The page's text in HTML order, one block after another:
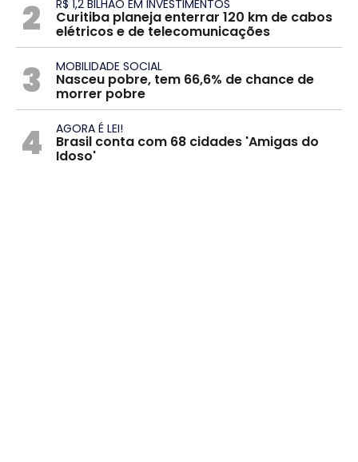
2 R$ 1,2 BILHÃO EM INVESTIMENTOS
Curitiba planeja enterrar 120 km de cabos
elétricos e de telecomunicações
3 MOBILIDADE SOCIAL
Nasceu pobre, tem 66,6% de chance de
morrer pobre
4 AGORA É LEI!
Brasil conta com 68 cidades 'Amigas do
Idoso'